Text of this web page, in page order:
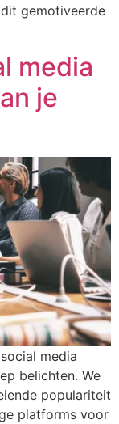
gemotiveerde
media
je
media
belichten. We
populariteit
platforms voor